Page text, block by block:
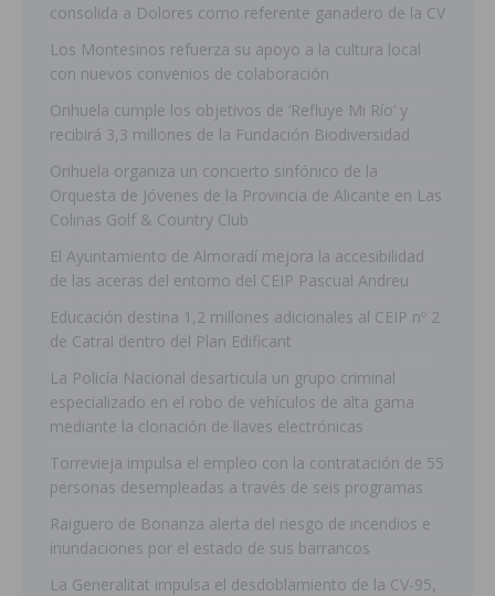
consolida a Dolores como referente ganadero de la CV
Los Montesinos refuerza su apoyo a la cultura local
con nuevos convenios de colaboración
Orihuela cumple los objetivos de ‘Refluye Mi Río’ y
recibirá 3,3 millones de la Fundación Biodiversidad
Orihuela organiza un concierto sinfónico de la
Orquesta de Jóvenes de la Provincia de Alicante en Las
Colinas Golf & Country Club
El Ayuntamiento de Almoradí mejora la accesibilidad
de las aceras del entorno del CEIP Pascual Andreu
Educación destina 1,2 millones adicionales al CEIP nº 2
de Catral dentro del Plan Edificant
La Policía Nacional desarticula un grupo criminal
especializado en el robo de vehículos de alta gama
mediante la clonación de llaves electrónicas
Torrevieja impulsa el empleo con la contratación de 55
personas desempleadas a través de seis programas
Raiguero de Bonanza alerta del riesgo de incendios e
inundaciones por el estado de sus barrancos
La Generalitat impulsa el desdoblamiento de la CV-95,